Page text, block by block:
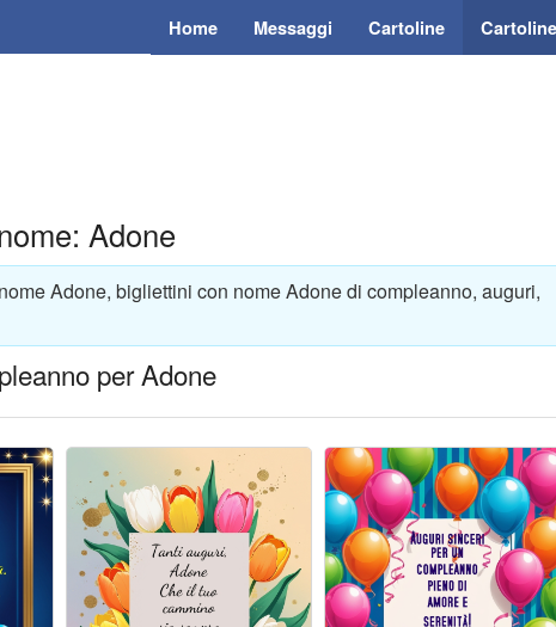
Home Messaggi Cartoline
Adone
Adone, bigliettini con nome Adone di compleanno, auguri,
per Adone